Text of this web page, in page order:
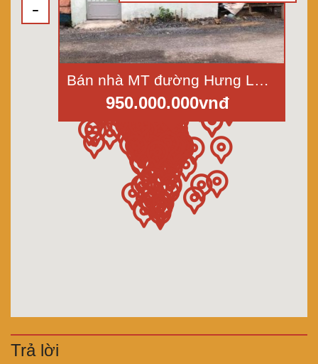
Bán nhà MT đường Hưng Long-Qui Đức, xã Qui Đức, Bình Chánh, Dt 4x11m, 1 lầu, 950 tr
950.000.000vnđ
Trả lời